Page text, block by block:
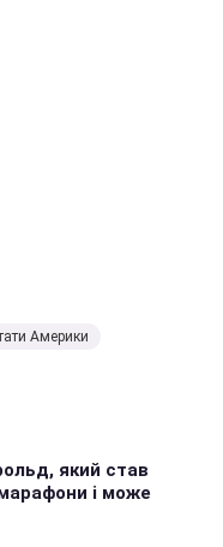
Америки
який став
і може